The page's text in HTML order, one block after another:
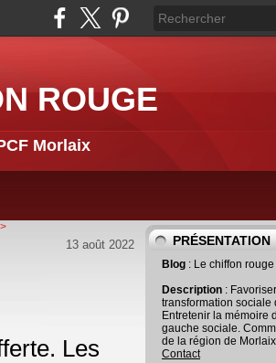
ROUGE
Morlaix
13 août 2022
Les
PRÉSENTATION
Blog : Le chiffon
Description :
transformation sociale
Entretenir la mémoire
gauche sociale.
de la région de
Contact